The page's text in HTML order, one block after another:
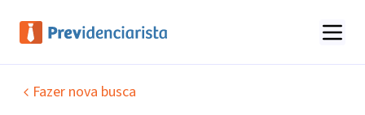
Fazer nova busca